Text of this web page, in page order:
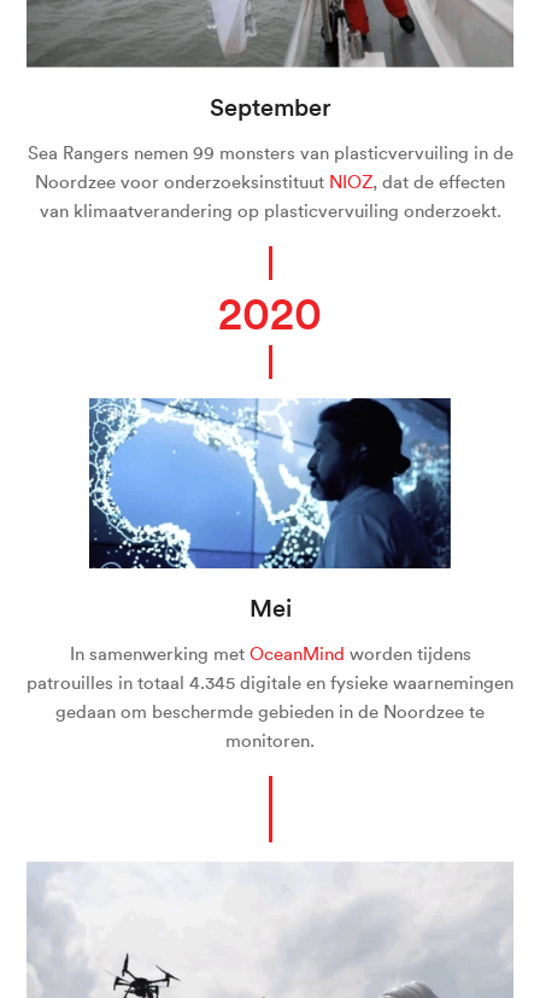
September
Sea Rangers nemen 99 monsters van plasticvervuiling in de
Noordzee voor onderzoeksinstituut NIOZ, dat de effecten
van klimaatverandering op plasticvervuiling onderzoekt.
Mei
In samenwerking met OceanMind worden tijdens
patrouilles in totaal 4.345 digitale en fysieke waarnemingen
gedaan om beschermde gebieden in de Noordzee te
monitoren.